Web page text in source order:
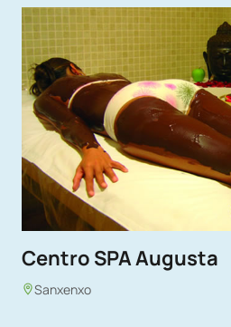
Centro SPA Augusta
Sanxenxo